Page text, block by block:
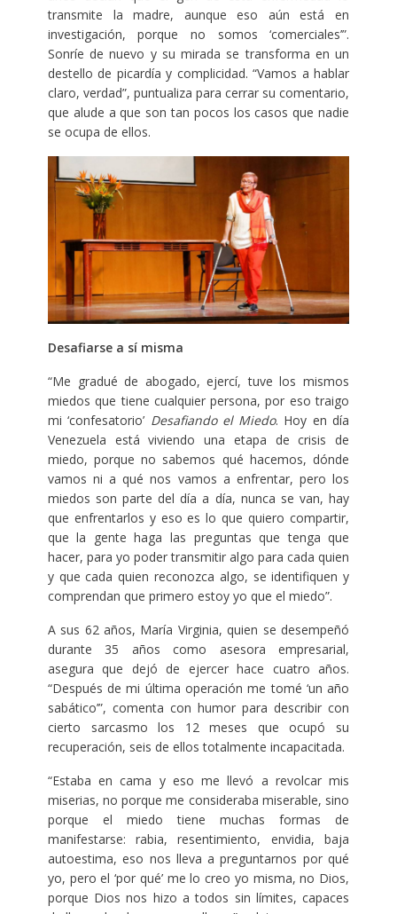
transmite la madre, aunque eso aún está en
investigación, porque no somos ‘comerciales’”.
Sonríe de nuevo y su mirada se transforma en un
destello de picardía y complicidad. “Vamos a hablar
claro, verdad”, puntualiza para cerrar su comentario,
que alude a que son tan pocos los casos que nadie
se ocupa de ellos.
Desafiarse a sí misma
“Me gradué de abogado, ejercí, tuve los mismos
miedos que tiene cualquier persona, por eso traigo
mi ‘confesatorio’ Desafiando el Miedo. Hoy en día
Venezuela está viviendo una etapa de crisis de
miedo, porque no sabemos qué hacemos, dónde
vamos ni a qué nos vamos a enfrentar, pero los
miedos son parte del día a día, nunca se van, hay
que enfrentarlos y eso es lo que quiero compartir,
que la gente haga las preguntas que tenga que
hacer, para yo poder transmitir algo para cada quien
y que cada quien reconozca algo, se identifiquen y
comprendan que primero estoy yo que el miedo”.
A sus 62 años, María Virginia, quien se desempeñó
durante 35 años como asesora empresarial,
asegura que dejó de ejercer hace cuatro años.
“Después de mi última operación me tomé ‘un año
sabático’”, comenta con humor para describir con
cierto sarcasmo los 12 meses que ocupó su
recuperación, seis de ellos totalmente incapacitada.
“Estaba en cama y eso me llevó a revolcar mis
miserias, no porque me consideraba miserable, sino
porque el miedo tiene muchas formas de
manifestarse: rabia, resentimiento, envidia, baja
autoestima, eso nos lleva a preguntarnos por qué
yo, pero el ‘por qué’ me lo creo yo misma, no Dios,
porque Dios nos hizo a todos sin límites, capaces